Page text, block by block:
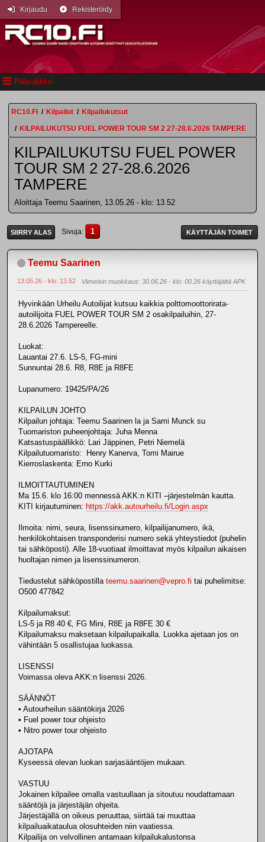
Päävalikko
Kirjaudu Rekisteröidy
RC10.FI / Kilpailut / Kilpailukutsut
/ KILPAILUKUTSU FUEL POWER TOUR SM 2 27-28.6.2026 TAMPERE
KILPAILUKUTSU FUEL POWER
TOUR SM 2 27-28.6.2026
TAMPERE
Aloittaja Teemu Saarinen, 13.05.26 - klo: 13.52
SIIRRY ALAS Sivuja 1 KÄYTTÄJÄN TOIMET
Teemu Saarinen
13.05.26 - klo: 13.52 Viimeisin muokkaus: 30.06.26 - klo: 00.26 käyttäjältä APK
Hyvinkään Urheilu Autoilijat kutsuu kaikkia polttomoottorirata-
autoilijoita FUEL POWER TOUR SM 2 osakilpailuihin, 27-
28.6.2026 Tampereelle.
Luokat:
Lauantai 27.6. LS-5, FG-mini
Sunnuntai 28.6. R8, R8E ja R8FE
Lupanumero: 19425/PA/26
KILPAILUN JOHTO
Kilpailun johtaja: Teemu Saarinen la ja Sami Munck su
Tuomariston puheenjohtaja: Juha Menna
Katsastuspäällikkö: Lari Jäppinen, Petri Niemelä
Kilpailutuomaristo: Henry Kanerva, Tomi Mairue
Kierroslaskenta: Erno Kurki
ILMOITTAUTUMINEN
Ma 15.6. klo 16:00 mennessä AKK:n KITI –järjestelmän kautta.
KITI kirjautuminen: https://akk.autourheilu.fi/Login.aspx
Ilmoita: nimi, seura, lisenssinumero, kilpailijanumero, ikä,
henkilökohtaisen transponderisi numero sekä yhteystiedot (puhelin
tai sähköposti). Alle 18-vuotiaat ilmoittavat myös kilpailun aikaisen
huoltajan nimen ja lisenssinumeron.
Tiedustelut sähköpostilla teemu.saarinen@vepro.fi tai puhelimitse:
O500 477842
Kilpailumaksut:
LS-5 ja R8 40 €, FG Mini, R8E ja R8FE 30 €
Kilpailumaksu maksetaan kilpailupaikalla. Luokka ajetaan jos on
vähintään 5 osallistujaa luokassa.
LISENSSI
Voimassa oleva AKK:n lisenssi 2026.
SÄÄNNÖT
• Autourheilun sääntökirja 2026
• Fuel power tour ohjeisto
• Nitro power tour ohjeisto
AJOTAPA
Kyseessä olevan luokan sarjasääntöjen mukaan.
VASTUU
Jokainen kilpailee omalla vastuullaan ja sitoutuu noudattamaan
sääntöjä ja järjestäjän ohjeita.
Järjestäjällä on oikeus peruuttaa, siirtää tai muuttaa
kilpailuaikataulua olosuhteiden niin vaatiessa.
Kilpailija on velvollinen antamaan kilpailukalustonsa